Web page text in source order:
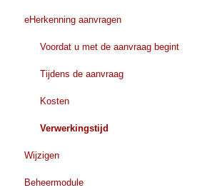
eHerkenning aanvragen
Voordat u met de aanvraag begint
Tijdens de aanvraag
Kosten
Verwerkingstijd
Wijzigen
Organisatiegegevens wijzigen
Beheermodule